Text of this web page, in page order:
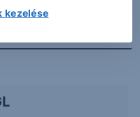
kezelése